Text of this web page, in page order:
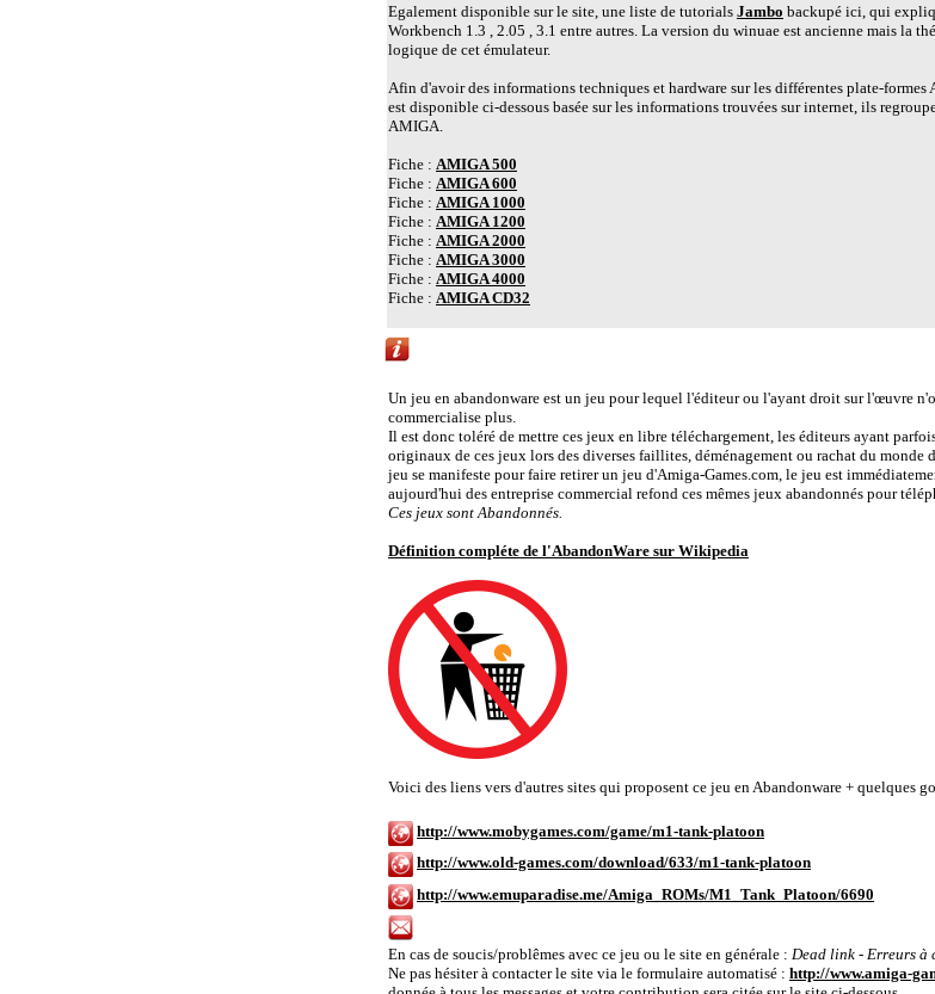
Egalement disponible sur le site, une liste de tutorials Jambo backupé ici, qui
Workbench 1.3 , 2.05 , 3.1 entre autres. La version du winuae est ancienne mais la
logique de cet émulateur.
Afin d'avoir des informations techniques et hardware sur les différentes plate-
est disponible ci-dessous basée sur les informations trouvées sur internet, ils
AMIGA.
Fiche : AMIGA 500
Fiche : AMIGA 600
Fiche : AMIGA 1000
Fiche : AMIGA 1200
Fiche : AMIGA 2000
Fiche : AMIGA 3000
Fiche : AMIGA 4000
Fiche : AMIGA CD32
Un jeu en abandonware est un jeu pour lequel l'éditeur ou l'ayant droit sur l'œuvre
commercialise plus.
Il est donc toléré de mettre ces jeux en libre téléchargement, les éditeurs ayant
originaux de ces jeux lors des diverses faillites, déménagement ou rachat du
jeu se manifeste pour faire retirer un jeu d'Amiga-Games.com, le jeu est
aujourd'hui des entreprise commercial refond ces mêmes jeux abandonnés pour
Ces jeux sont Abandonnés.
Définition compléte de l'AbandonWare sur Wikipedia
Voici des liens vers d'autres sites qui proposent ce jeu en Abandonware + quelques
http://www.mobygames.com/game/m1-tank-platoon
http://www.old-games.com/download/633/m1-tank-platoon
http://www.emuparadise.me/Amiga_ROMs/M1_Tank_Platoon/6690
En cas de soucis/problêmes avec ce jeu ou le site en générale : Dead link - Erreurs à
Ne pas hésiter à contacter le site via le formulaire automatisé : http://www.amiga-